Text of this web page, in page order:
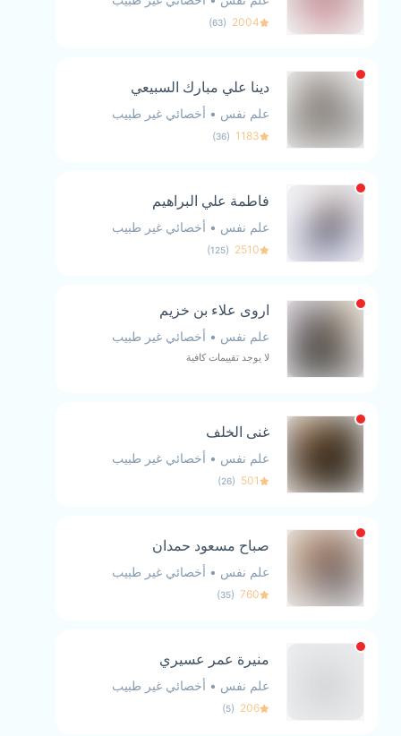
2004
(
63
)
دينا علي مبارك السبيعي
علم نفس • أخصائي غير طبيب
1183
(
36
)
فاطمة علي البراهيم
علم نفس • أخصائي غير طبيب
2510
(
125
)
اروى علاء بن خزيم
علم نفس • أخصائي غير طبيب
لا يوجد تقييمات كافية
غنى الخلف
علم نفس • أخصائي غير طبيب
501
(
26
)
صباح مسعود حمدان
علم نفس • أخصائي غير طبيب
760
(
35
)
منيرة عمر عسيري
علم نفس • أخصائي غير طبيب
206
(
5
)